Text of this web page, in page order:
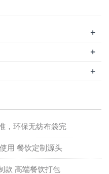
+
+
+
，环保无纺布袋完
用 餐饮定制源头
款 高端餐饮打包